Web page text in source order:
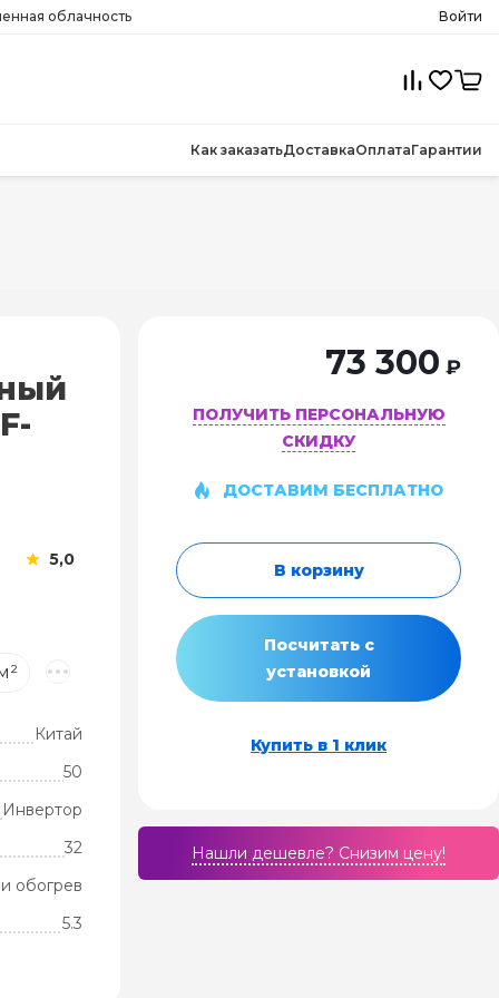
облачность Войти
Как заказатьДоставкаОплатаГарантии
5,0
Китай
50
Инвертор
32
обогрев
5.3
73 300 ₽
ПОЛУЧИТЬ ПЕРСОНАЛЬНУЮ
СКИДКУ
ДОСТАВИМ БЕСПЛАТНО
В корзину
Посчитать с
установкой
Купить в 1 клик
Нашли дешевле? Cнизим цену!